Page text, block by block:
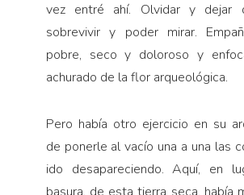
vez entré ahí. Olvidar y dejar
sobrevivir y poder mirar.
pobre, seco y doloroso y
achurado de la flor arqueológica.
Pero había otro ejercicio en su
de ponerle al vacío una a una las
ido desapareciendo. Aquí, en